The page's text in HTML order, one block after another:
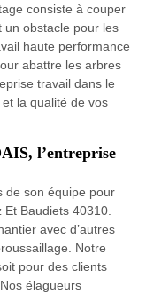
consiste à couper
un obstacle pour les
haute performance
abattre les arbres
travail dans le
la qualité de vos
l’entreprise
de son équipe pour
Baudiets 40310.
avec d’autres
Notre
pour des clients
élagueurs